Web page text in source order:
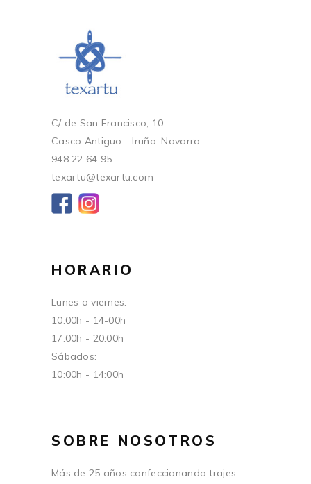
C/ de San Francisco, 10
Casco Antiguo - Iruña. Navarra
948 22 64 95
texartu@texartu.com
HORARIO
Lunes a viernes:
10:00h - 14-00h
17:00h - 20:00h
Sábados:
10:00h - 14:00h
SOBRE NOSOTROS
Más de 25 años confeccionando trajes